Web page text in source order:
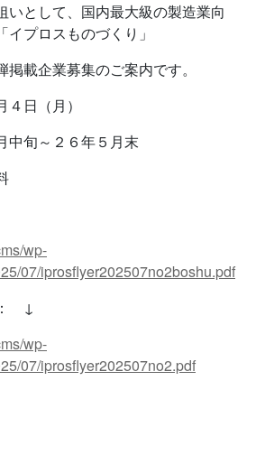
いとして、国内最大級の製造業向
プロスものづくり」
載企業募集のご案内です。
日（月）
旬～２６年５月末
wp-
07/iprosflyer202507no2boshu.pdf
↓
wp-
07/iprosflyer202507no2.pdf